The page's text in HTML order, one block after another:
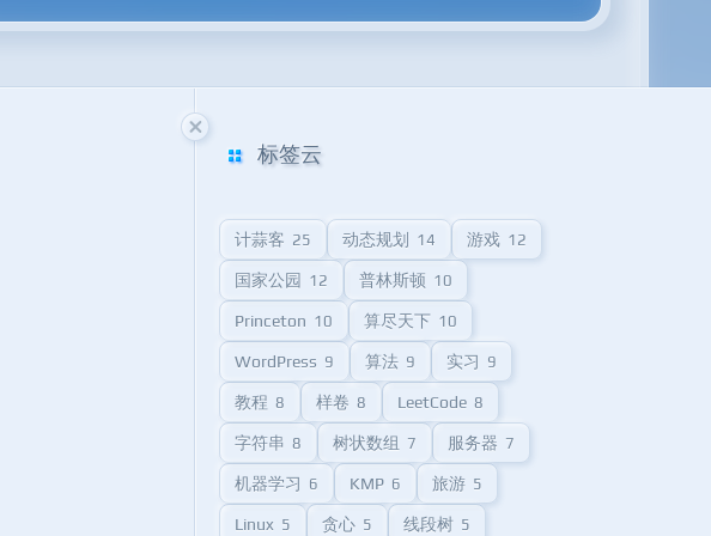
标签云
计蒜客 25 动态规划 14 游戏 12
国家公园 12 普林斯顿 10
Princeton 10 算尽天下 10
WordPress 9 算法 9 实习 9
教程 8 样卷 8 LeetCode 8
字符串 8 树状数组 7 服务器 7
机器学习 6 KMP 6 旅游 5
Linux 5 贪心 5 线段树 5